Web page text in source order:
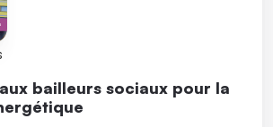
bailleurs sociaux pour la